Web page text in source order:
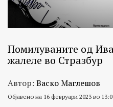
Помилуваните од
жалеле во Стразбур
Автор: Васко Маглешов
Објавено на 16 февруари 2023 во